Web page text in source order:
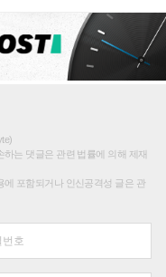
는 댓글은 관련 법률에 의해 제재
에 포함되거나 인신공격성 글은 관